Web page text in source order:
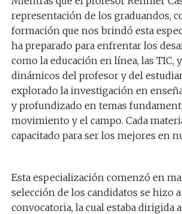
representación de los graduandos,
formación que nos brindó esta
ha preparado para enfrentar los
como la educación en línea, las TIC,
dinámicos del profesor y del
explorado la investigación en
y profundizado en temas
movimiento y el campo. Cada
capacitado para ser los mejores en
Esta especialización comenzó en
selección de los candidatos se hizo
convocatoria, la cual estaba dirigida